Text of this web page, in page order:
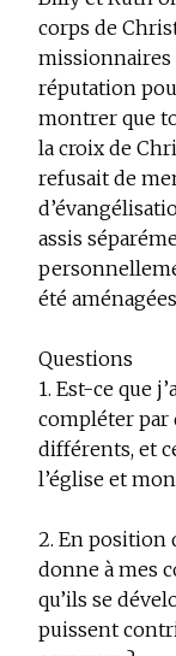
corps de
réputation
montrer que
la croix de
refusait de
assis
été
Questions
1. Est-ce que
compléter par
différents, et
l’église et
2. En position
donne à mes
qu’ils se
puissent